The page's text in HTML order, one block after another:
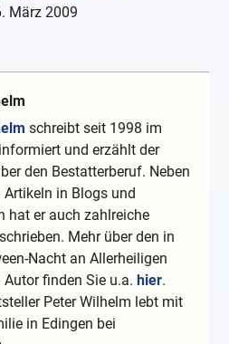
März 2009
schreibt seit 1998 im
und erzählt der
den Bestatterberuf. Neben
Artikeln in Blogs und
hat er auch zahlreiche
Mehr über den in
Nacht an Allerheiligen
Autor finden Sie u.a. hier.
Peter Wilhelm lebt mit
in Edingen bei